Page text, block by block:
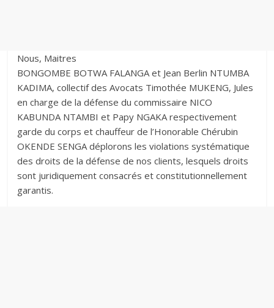
Nous, Maitres
BONGOMBE BOTWA FALANGA et Jean Berlin NTUMBA
KADIMA, collectif des Avocats Timothée MUKENG, Jules
en charge de la défense du commissaire NICO
KABUNDA NTAMBI et Papy NGAKA respectivement
garde du corps et chauffeur de l’Honorable Chérubin
OKENDE SENGA déplorons les violations systématique
des droits de la défense de nos clients, lesquels droits
sont juridiquement consacrés et constitutionnellement
garantis.